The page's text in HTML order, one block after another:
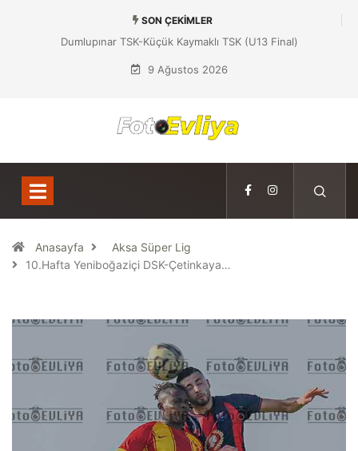
SON ÇEKIMLER
Dumlupınar TSK-Küçük Kaymaklı TSK (U13 Final)
9 Ağustos 2026
Anasayfa
Aksa Süper Lig
10.Hafta Yeniboğaziçi DSK-Çetinkaya…